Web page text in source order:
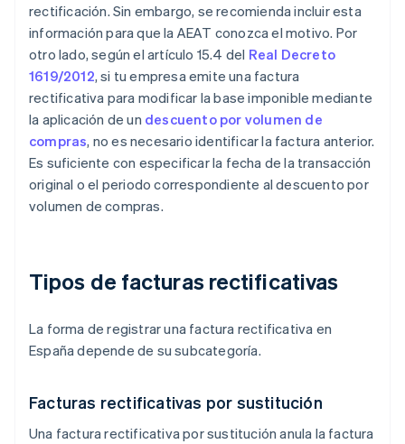
rectificación. Sin embargo, se recomienda incluir esta
información para que la AEAT conozca el motivo. Por
otro lado, según el artículo 15.4 del Real Decreto
1619/2012, si tu empresa emite una factura
rectificativa para modificar la base imponible mediante
la aplicación de un descuento por volumen de
compras, no es necesario identificar la factura anterior.
Es suficiente con especificar la fecha de la transacción
original o el periodo correspondiente al descuento por
volumen de compras.
Tipos de facturas rectificativas
La forma de registrar una factura rectificativa en
España depende de su subcategoría.
Facturas rectificativas por sustitución
Una factura rectificativa por sustitución anula la factura